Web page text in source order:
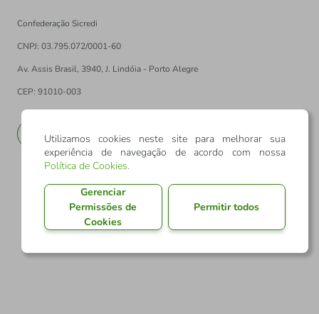
Confederação Sicredi
CNPJ: 03.795.072/0001-60
Av. Assis Brasil, 3940, J. Lindóia - Porto Alegre
CEP: 91010-003
Utilizamos cookies neste site para melhorar sua
experiência de navegação de acordo com nossa
Política de Cookies.
Gerenciar
Permissões de
Cookies
Permitir todos